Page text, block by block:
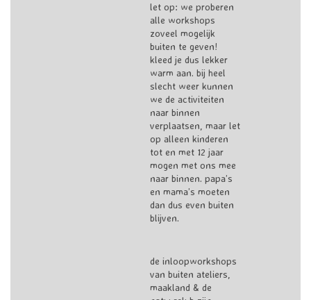
let op: we proberen
alle workshops
zoveel mogelijk
buiten te geven!
kleed je dus lekker
warm aan. bij heel
slecht weer kunnen
we de activiteiten
naar binnen
verplaatsen, maar let
op alleen kinderen
tot en met 12 jaar
mogen met ons mee
naar binnen. papa’s
en mama’s moeten
dan dus even buiten
blijven.
de inloopworkshops
van buiten ateliers,
maakland & de